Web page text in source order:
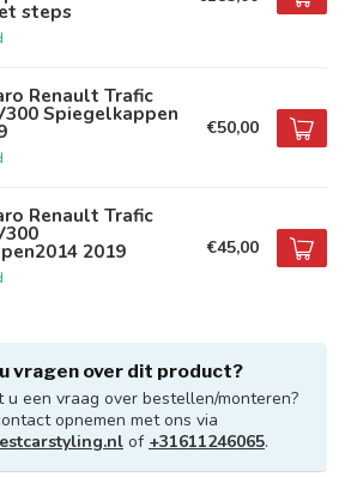
steps
Renault Trafic
Spiegelkappen
€50,00
Renault Trafic
2019 €45,00
vragen over dit product?
u een vraag over bestellen/monteren?
opnemen met ons via
of +31611246065.